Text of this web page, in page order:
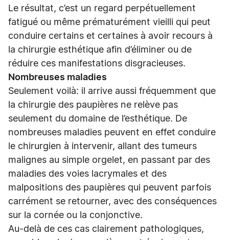
Le résultat, c’est un regard perpétuellement
fatigué ou même prématurément vieilli qui peut
conduire certains et certaines à avoir recours à
la chirurgie esthétique afin d’éliminer ou de
réduire ces manifestations disgracieuses.
Nombreuses maladies
Seulement voilà: il arrive aussi fréquemment que
la chirurgie des paupières ne relève pas
seulement du domaine de l’esthétique. De
nombreuses maladies peuvent en effet conduire
le chirurgien à intervenir, allant des tumeurs
malignes au simple orgelet, en passant par des
maladies des voies lacrymales et des
malpositions des paupières qui peuvent parfois
carrément se retourner, avec des conséquences
sur la cornée ou la conjonctive.
Au-delà de ces cas clairement pathologiques,